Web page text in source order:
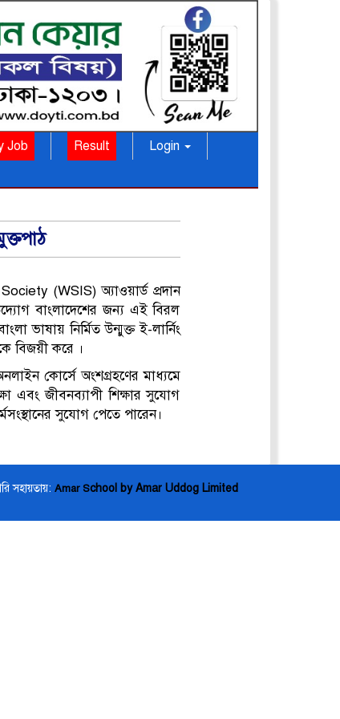
Job Result
Login
(WSIS) অ্যাওয়ার্ড প্রদান
বাংলাদেশের জন্য এই বিরল
নির্মিত উন্মুক্ত ই-লার্নিং
বিজয়ী করে ।
কোর্সে অংশগ্রহণের মাধ্যমে
এবং জীবনব্যাপী শিক্ষার সুযোগ
সুযোগ পেতে পারেন।
সহায়তায়: Amar School by Amar Uddog Limited